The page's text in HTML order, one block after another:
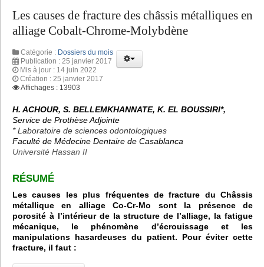
Les causes de fracture des châssis métalliques en
alliage Cobalt-Chrome-Molybdène
Catégorie : Dossiers du mois
Publication : 25 janvier 2017
Mis à jour : 14 juin 2022
Création : 25 janvier 2017
Affichages : 13903
H. ACHOUR, S. BELLEMKHANNATE, K. EL BOUSSIRI*,
Service de Prothèse Adjointe
* Laboratoire de sciences odontologiques
Faculté de Médecine Dentaire de Casablanca
Université Hassan II
RÉSUMÉ
Les causes les plus fréquentes de fracture du Châssis
métallique en alliage Co-Cr-Mo sont la présence de
porosité à l’intérieur de la structure de l’alliage, la fatigue
mécanique, le phénomène d’écrouissage et les
manipulations hasardeuses du patient. Pour éviter cette
fracture, il faut :